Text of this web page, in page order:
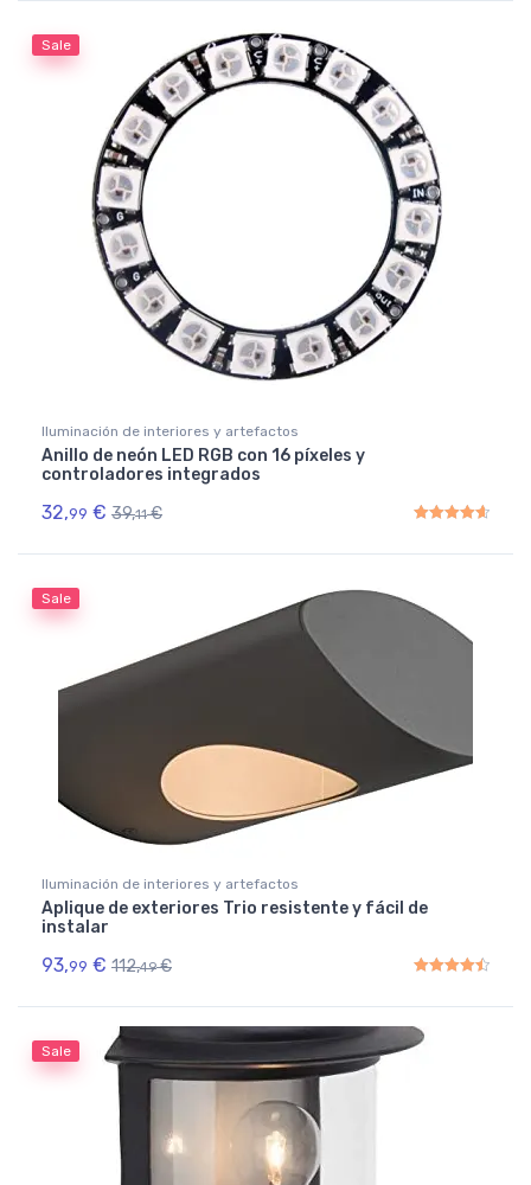
Sale
Iluminación de interiores y artefactos
Anillo de neón LED RGB con 16 píxeles y
controladores integrados
32,99 € 39,11 €
Sale
Iluminación de interiores y artefactos
Aplique de exteriores Trio resistente y fácil de
instalar
93,99 € 112,49 €
Sale